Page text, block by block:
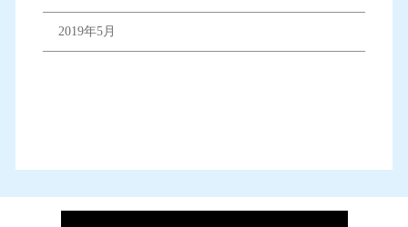
2019年5月